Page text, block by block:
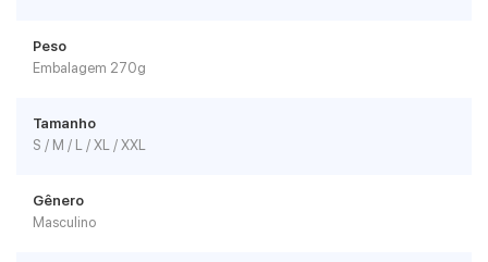
Peso
Embalagem 270g
Tamanho
S / M / L / XL / XXL
Gênero
Masculino